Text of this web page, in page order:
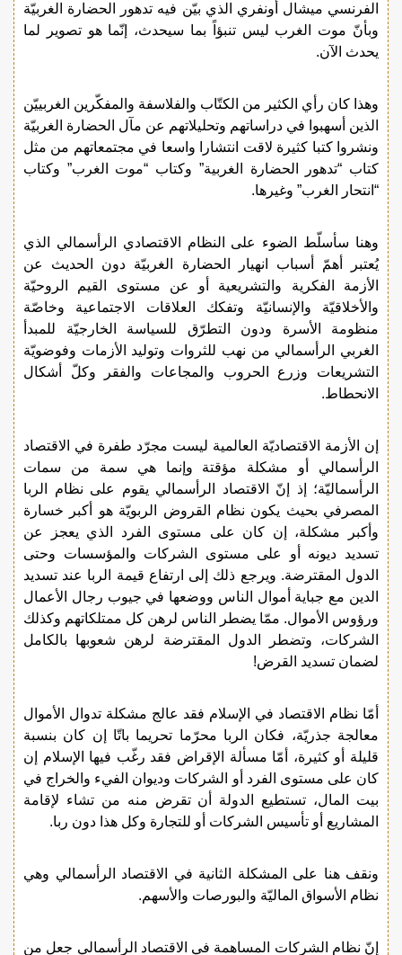
الفرنسي ميشال أونفري الذي بيّن فيه تدهور الحضارة الغربيّة
وبأنّ موت الغرب ليس تنبؤاً بما سيحدث، إنّما هو تصوير لما
يحدث الآن.
وهذا كان رأي الكثير من الكتّاب والفلاسفة والمفكّرين الغربييّن
الذين أسهبوا في دراساتهم وتحليلاتهم عن مآل الحضارة الغربيّة
ونشروا كتبا كثيرة لاقت انتشارا واسعا في مجتمعاتهم من مثل
كتاب “تدهور الحضارة الغربية” وكتاب “موت الغرب” وكتاب
“انتحار الغرب” وغيرها.
وهنا سأسلّط الضوء على النظام الاقتصادي الرأسمالي الذي
يُعتبر أهمّ أسباب انهيار الحضارة الغربيّة دون الحديث عن
الأزمة الفكرية والتشريعية أو عن مستوى القيم الروحيّة
والأخلاقيّة والإنسانيّة وتفكك العلاقات الاجتماعية وخاصّة
منظومة الأسرة ودون التطرّق للسياسة الخارجيّة للمبدأ
الغربي الرأسمالي من نهب للثروات وتوليد الأزمات وفوضويّة
التشريعات وزرع الحروب والمجاعات والفقر وكلّ أشكال
الانحطاط.
إن الأزمة الاقتصاديّة العالمية ليست مجرّد طفرة في الاقتصاد
الرأسمالي أو مشكلة مؤقتة وإنما هي سمة من سمات
الرأسماليّة؛ إذ إنّ الاقتصاد الرأسمالي يقوم على نظام الربا
المصرفي بحيث يكون نظام القروض الربويّة هو أكبر خسارة
وأكبر مشكلة، إن كان على مستوى الفرد الذي يعجز عن
تسديد ديونه أو على مستوى الشركات والمؤسسات وحتى
الدول المقترضة. ويرجع ذلك إلى ارتفاع قيمة الربا عند تسديد
الدين مع جباية أموال الناس ووضعها في جيوب رجال الأعمال
ورؤوس الأموال. ممّا يضطر الناس لرهن كل ممتلكاتهم وكذلك
الشركات، وتضطر الدول المقترضة لرهن شعوبها بالكامل
لضمان تسديد القرض!
أمّا نظام الاقتصاد في الإسلام فقد عالج مشكلة تدوال الأموال
معالجة جذريّة، فكان الربا محرّما تحريما باتّا إن كان بنسبة
قليلة أو كثيرة، أمّا مسألة الإقراض فقد رغّب فيها الإسلام إن
كان على مستوى الفرد أو الشركات وديوان الفيء والخراج في
بيت المال، تستطيع الدولة أن تقرض منه من تشاء لإقامة
المشاريع أو تأسيس الشركات أو للتجارة وكل هذا دون ربا.
ونقف هنا على المشكلة الثانية في الاقتصاد الرأسمالي وهي
نظام الأسواق الماليّة والبورصات والأسهم.
إنّ نظام الشركات المساهمة في الاقتصاد الرأسمالي جعل من